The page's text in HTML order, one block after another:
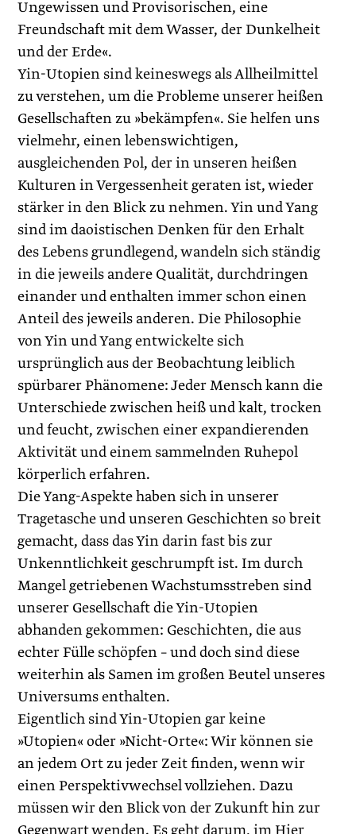
Ungewissen und Provisorischen, eine
Freundschaft mit dem Wasser, der Dunkelheit
und der Erde«.
Yin-Utopien sind keineswegs als Allheilmittel
zu verstehen, um die Probleme unserer heißen
Gesellschaften zu »bekämpfen«. Sie helfen uns
vielmehr, einen lebenswichtigen,
ausgleichenden Pol, der in unseren heißen
Kulturen in Vergessenheit geraten ist, wieder
stärker in den Blick zu nehmen. Yin und Yang
sind im daoistischen Denken für den Erhalt
des Lebens grundlegend, wandeln sich ständig
in die jeweils andere Qualität, durchdringen
einander und enthalten immer schon einen
Anteil des jeweils anderen. Die Philosophie
von Yin und Yang entwickelte sich
ursprünglich aus der Beobachtung leiblich
spürbarer Phänomene: Jeder Mensch kann die
Unterschiede zwischen heiß und kalt, trocken
und feucht, zwischen einer expandierenden
Aktivität und einem sammelnden Ruhepol
körperlich erfahren.
Die Yang-Aspekte haben sich in unserer
Tragetasche und unseren Geschichten so breit
gemacht, dass das Yin darin fast bis zur
Unkenntlichkeit geschrumpft ist. Im durch
Mangel getriebenen Wachstumsstreben sind
unserer Gesellschaft die Yin-Utopien
abhanden gekommen: Geschichten, die aus
echter Fülle schöpfen – und doch sind diese
weiterhin als Samen im großen Beutel unseres
Universums enthalten.
Eigentlich sind Yin-Utopien gar keine
»Utopien« oder »Nicht-Orte«: Wir können sie
an jedem Ort zu jeder Zeit finden, wenn wir
einen Perspektivwechsel vollziehen. Dazu
müssen wir den Blick von der Zukunft hin zur